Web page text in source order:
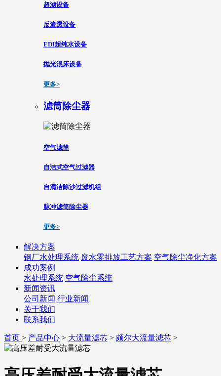
超滤设备
反渗透设备
EDI超纯水设备
抛光混床设备
更多>
滤筒除尘器
空气滤筒
自洁式空气过滤器
自清洁除沙过滤机组
脉冲滤筒除尘器
更多>
解决方案
钢厂水处理系统 废水零排放工艺方案 空气除尘净化方案
成功案例
水处理系统 空气除尘系统
新闻资讯
公司新闻 行业新闻
关于我们
联系我们
首页 > 产品中心 > 大流量滤芯 > 颇尔大流量滤芯 >